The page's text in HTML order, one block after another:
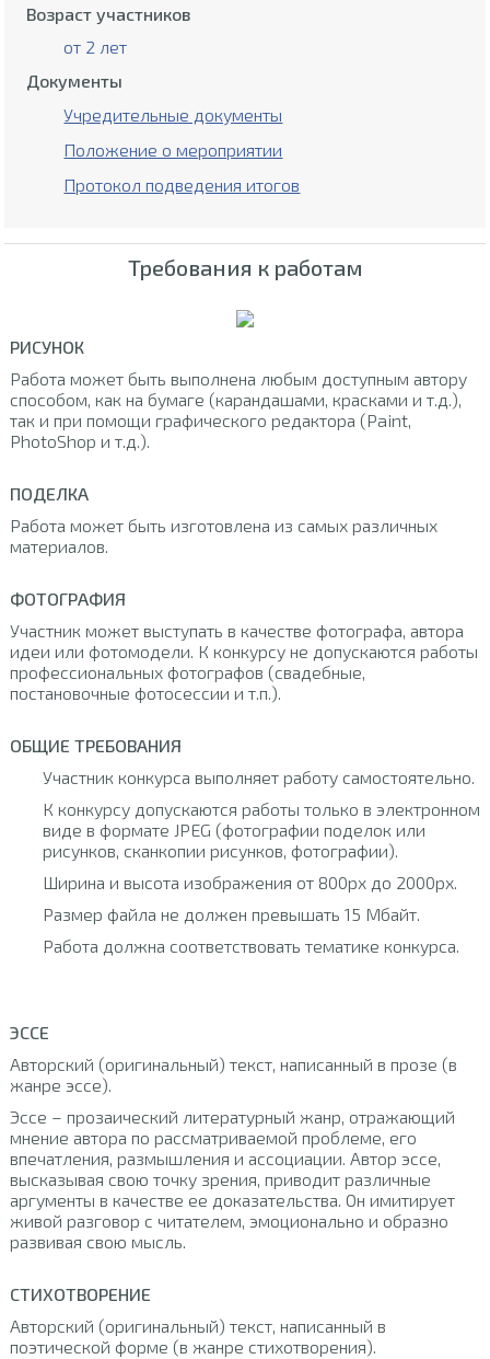
Возраст участников
от 2 лет
Документы
Учредительные документы
Положение о мероприятии
Протокол подведения итогов
Требования к работам
РИСУНОК
Работа может быть выполнена любым доступным автору
способом, как на бумаге (карандашами, красками и т.д.),
так и при помощи графического редактора (Paint,
PhotoShop и т.д.).
ПОДЕЛКА
Работа может быть изготовлена из самых различных
материалов.
ФОТОГРАФИЯ
Участник может выступать в качестве фотографа, автора
идеи или фотомодели. К конкурсу не допускаются работы
профессиональных фотографов (свадебные,
постановочные фотосессии и т.п.).
ОБЩИЕ ТРЕБОВАНИЯ
Участник конкурса выполняет работу самостоятельно.
К конкурсу допускаются работы только в электронном
виде в формате JPEG (фотографии поделок или
рисунков, сканкопии рисунков, фотографии).
Ширина и высота изображения от 800px до 2000px.
Размер файла не должен превышать 15 Мбайт.
Работа должна соответствовать тематике конкурса.
ЭССЕ
Авторский (оригинальный) текст, написанный в прозе (в
жанре эссе).
Эссе – прозаический литературный жанр, отражающий
мнение автора по рассматриваемой проблеме, его
впечатления, размышления и ассоциации. Автор эссе,
высказывая свою точку зрения, приводит различные
аргументы в качестве ее доказательства. Он имитирует
живой разговор с читателем, эмоционально и образно
развивая свою мысль.
СТИХОТВОРЕНИЕ
Авторский (оригинальный) текст, написанный в
поэтической форме (в жанре стихотворения).